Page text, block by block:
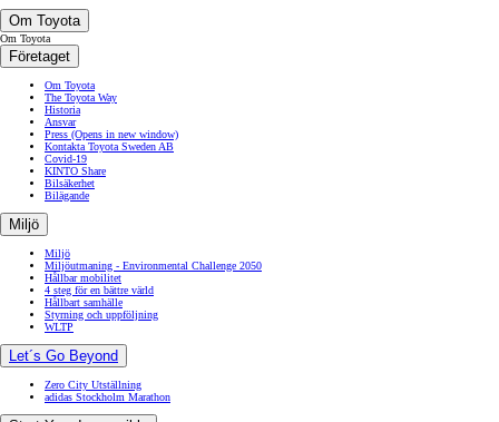
Om Toyota
Om Toyota
Företaget
Om Toyota
The Toyota Way
Historia
Ansvar
Press (Opens in new window)
Kontakta Toyota Sweden AB
Covid-19
KINTO Share
Bilsäkerhet
Bilägande
Miljö
Miljö
Miljöutmaning - Environmental Challenge 2050
Hållbar mobilitet
4 steg för en bättre värld
Hållbart samhälle
Styrning och uppföljning
WLTP
Let´s Go Beyond
Zero City Utställning
adidas Stockholm Marathon